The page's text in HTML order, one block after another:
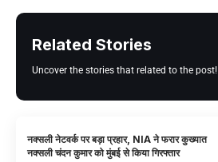
Related Stories
Uncover the stories that related to the post!
नक्सली नेटवर्क पर बड़ा प्रहार, NIA ने फरार कुख्यात
नक्सली चंदन कुमार को मुंबई से किया गिरफ्तार